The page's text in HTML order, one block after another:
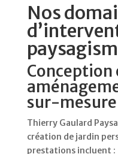
Nos
Conception
sur-mesure
Thierry Gaulard
création de jardin
prestations incluent :